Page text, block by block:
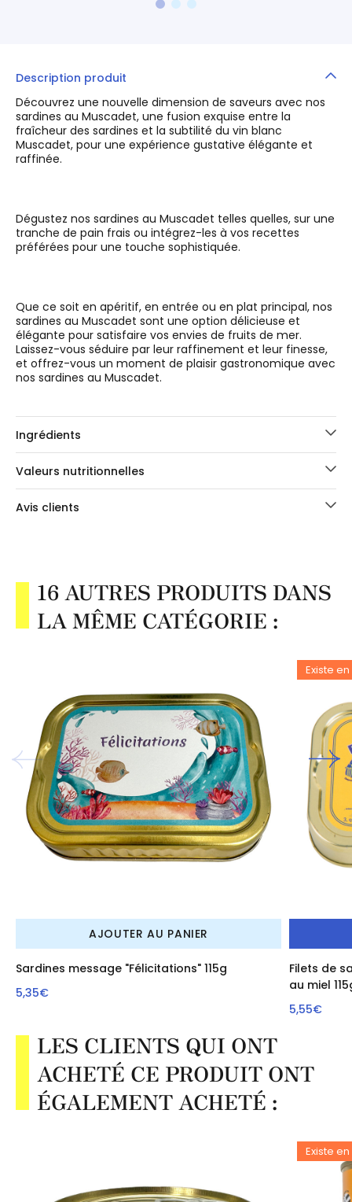
Description produit
Découvrez une nouvelle dimension de saveurs avec nos
sardines au Muscadet, une fusion exquise entre la
fraîcheur des sardines et la subtilité du vin blanc
Muscadet, pour une expérience gustative élégante et
raffinée.
Dégustez nos sardines au Muscadet telles quelles, sur une
tranche de pain frais ou intégrez-les à vos recettes
préférées pour une touche sophistiquée.
Que ce soit en apéritif, en entrée ou en plat principal, nos
sardines au Muscadet sont une option délicieuse et
élégante pour satisfaire vos envies de fruits de mer.
Laissez-vous séduire par leur raffinement et leur finesse,
et offrez-vous un moment de plaisir gastronomique avec
nos sardines au Muscadet.
Ingrédients
Valeurs nutritionnelles
Avis clients
16 AUTRES PRODUITS DANS
LA MÊME CATÉGORIE :
AJOUTER AU PANIER
Sardines message "Félicitations" 115g
5,35€
Existe
Filets de
au miel
5,55€
LES CLIENTS QUI ONT
ACHETÉ CE PRODUIT ONT
ÉGALEMENT ACHETÉ :
Existe